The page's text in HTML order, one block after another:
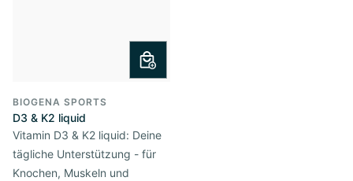
BIOGENA SPORTS
D3 & K2 liquid
Vitamin D3 & K2 liquid: Deine
tägliche Unterstützung - für
Knochen, Muskeln und